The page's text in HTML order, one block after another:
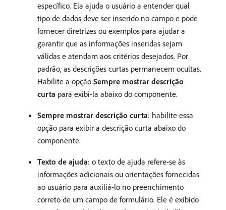
específico. Ela ajuda o usuário a entender qual
tipo de dados deve ser inserido no campo e pode
fornecer diretrizes ou exemplos para ajudar a
garantir que as informações inseridas sejam
válidas e atendam aos critérios desejados. Por
padrão, as descrições curtas permanecem ocultas.
Habilite a opção Sempre mostrar descrição
curta para exibi-la abaixo do componente.
Sempre mostrar descrição curta: habilite essa
opção para exibir a descrição curta abaixo do
componente.
Texto de ajuda: o texto de ajuda refere-se às
informações adicionais ou orientações fornecidas
ao usuário para auxiliá-lo no preenchimento
correto de um campo de formulário. Ele é exibido